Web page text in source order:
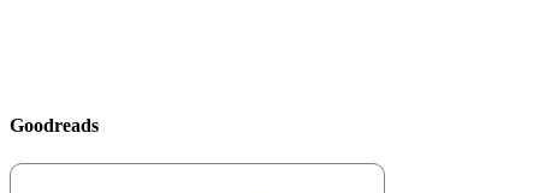
Goodreads